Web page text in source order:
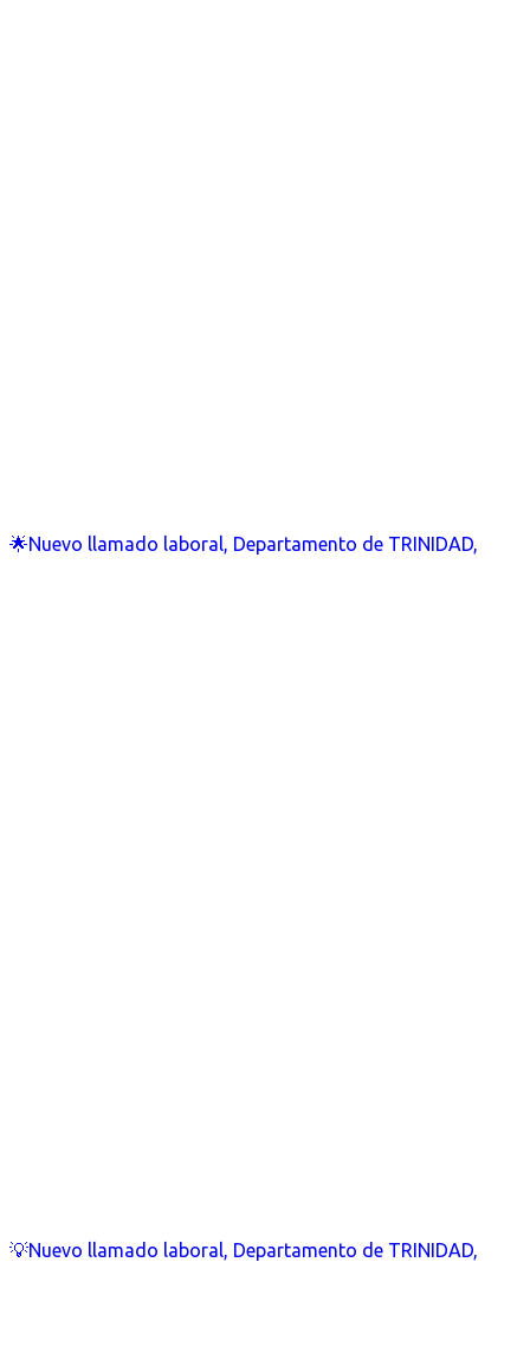
🌟Nuevo llamado laboral, Departamento de TRINIDAD,
💡Nuevo llamado laboral, Departamento de TRINIDAD,